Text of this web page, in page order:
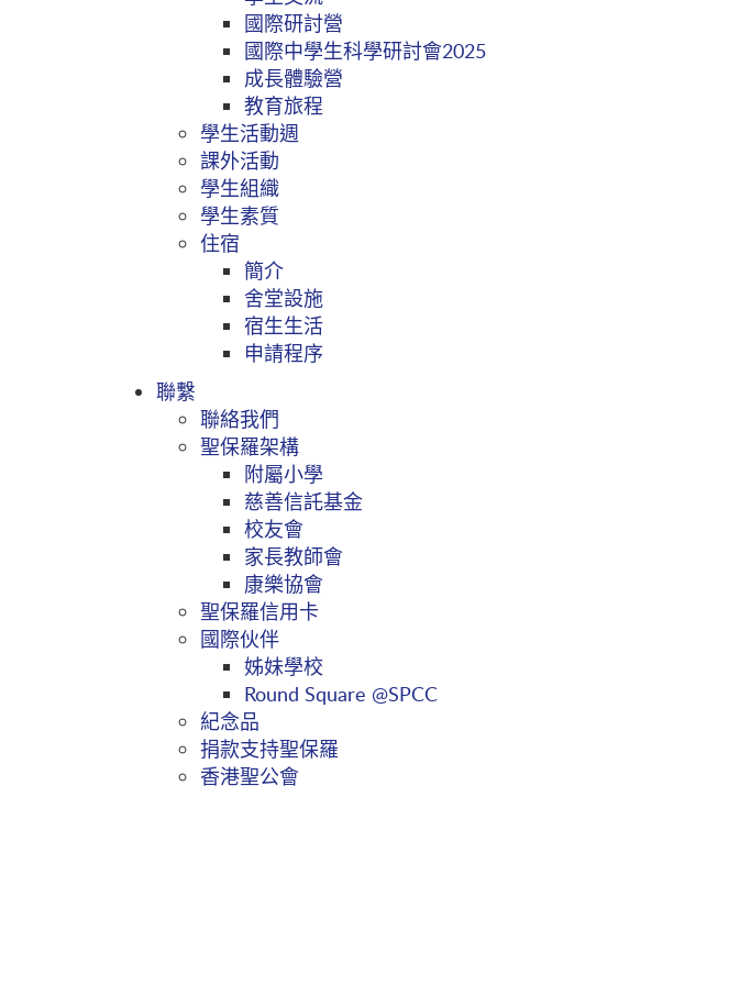
國際研討營
國際中學生科學研討會2025
成長體驗營
教育旅程
學生活動週
課外活動
學生組織
學生素質
住宿
簡介
舍堂設施
宿生生活
申請程序
聯繫
聯絡我們
聖保羅架構
附屬小學
慈善信託基金
校友會
家長教師會
康樂協會
聖保羅信用卡
國際伙伴
姊妹學校
Round Square @SPCC
紀念品
捐款支持聖保羅
香港聖公會